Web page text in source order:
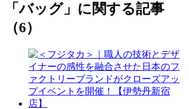
「バッグ」に関する記事
（6）